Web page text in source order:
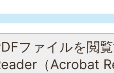
ファイルを閲
（Acrobat